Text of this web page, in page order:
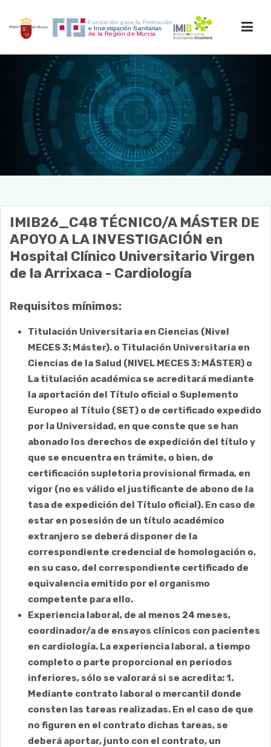
INICIO
ACCESO PERSONAL
IMIB26_C48 TÉCNICO/A MÁSTER DE
APOYO A LA INVESTIGACIÓN en
Hospital Clínico Universitario Virgen
de la Arrixaca - Cardiología
Requisitos mínimos:
Titulación Universitaria en Ciencias (Nivel
MECES 3: Máster). o Titulación Universitaria en
Ciencias de la Salud (NIVEL MECES 3: MÁSTER) o
La titulación académica se acreditará mediante
la aportación del Título oficial o Suplemento
Europeo al Título (SET) o de certificado expedido
por la Universidad, en que conste que se han
abonado los derechos de expedición del título y
que se encuentra en trámite, o bien, de
certificación supletoria provisional firmada, en
vigor (no es válido el justificante de abono de la
tasa de expedición del Título oficial). En caso de
estar en posesión de un título académico
extranjero se deberá disponer de la
correspondiente credencial de homologación o,
en su caso, del correspondiente certificado de
equivalencia emitido por el organismo
competente para ello.
Experiencia laboral, de al menos 24 meses,
coordinador/a de ensayos clínicos con pacientes
en cardiología. La experiencia laboral, a tiempo
completo o parte proporcional en periodos
inferiores, sólo se valorará si se acredita: 1.
Mediante contrato laboral o mercantil donde
consten las tareas realizadas. En el caso de que
no figuren en el contrato dichas tareas, se
deberá aportar, junto con el contrato, un